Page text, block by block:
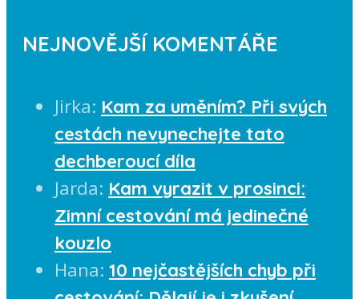
NEJNOVĚJŠÍ KOMENTÁŘE
Jirka: Kam za uměním? Při svých
cestách nevynechejte tato
dechberoucí díla
Jarda: Kam vyrazit v prosinci:
Zimní cestování má jedinečné
kouzlo
Hana: 10 nejčastějších chyb při